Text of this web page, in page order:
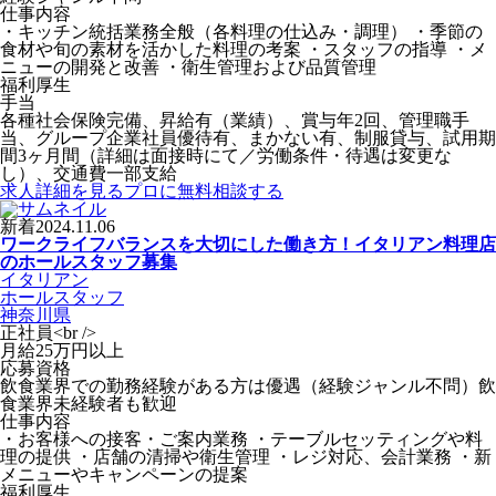
仕事内容
・キッチン統括業務全般（各料理の仕込み・調理） ・季節の
食材や旬の素材を活かした料理の考案 ・スタッフの指導 ・メ
ニューの開発と改善 ・衛生管理および品質管理
福利厚生
手当
各種社会保険完備、昇給有（業績）、賞与年2回、管理職手
当、グループ企業社員優待有、まかない有、制服貸与、試用期
間3ヶ月間（詳細は面接時にて／労働条件・待遇は変更な
し）、交通費一部支給
求人詳細を見るプロに無料相談する
新着2024.11.06
ワークライフバランスを大切にした働き方！イタリアン料理店
のホールスタッフ募集
イタリアン
ホールスタッフ
神奈川県
正社員<br />
月給25万円以上
応募資格
飲食業界での勤務経験がある方は優遇（経験ジャンル不問）飲
食業界未経験者も歓迎
仕事内容
・お客様への接客・ご案内業務 ・テーブルセッティングや料
理の提供 ・店舗の清掃や衛生管理 ・レジ対応、会計業務 ・新
メニューやキャンペーンの提案
福利厚生